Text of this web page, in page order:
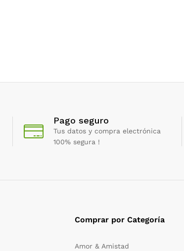
Pago seguro
Tus datos y compra electrónica
100% segura !
Comprar por Categoría
Amor & Amistad